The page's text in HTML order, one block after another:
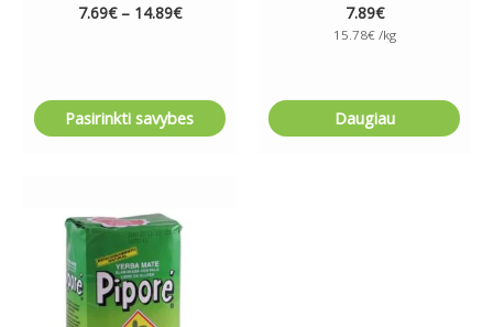
7.69€ – 14.89€
Pasirinkti savybes
7.89€
15.78€/kg
Daugiau